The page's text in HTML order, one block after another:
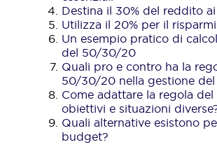
Destina il 30% del reddito ai
Utilizza il 20% per il
Un esempio pratico di
del 50/30/20
Quali pro e contro ha la
50/30/20 nella gestione
Come adattare la regola
obiettivi e situazioni
Quali alternative esistono
budget?